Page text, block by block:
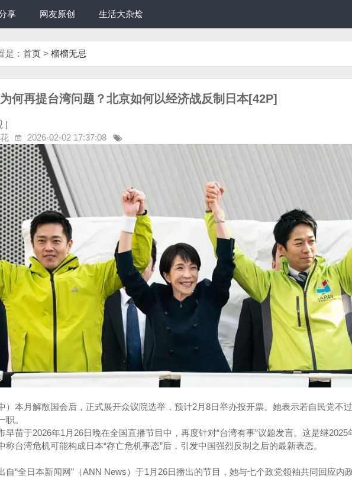
享 网友原创 生活大杂烩
是： 首页 > 榴榴无忌
何再提台湾问题？北京如何以经济战反制日本[42P]
|
2026-02-02 17:37:08
）本月解散国会后，正式展开众议院选举，预计2月8日举办投开票。她表示若自民党不
职。
早苗于2026年1月26日晚在全国直播节目中，再度针对“台湾有事”议题发言。这是继2025
称台湾危机可能构成日本“存亡危机事态”后，引发中国强烈反制之后的最新表态。
自“全日本新闻网”（ANN News）于1月26日播出的节目，她与七个政党领袖共同回应内